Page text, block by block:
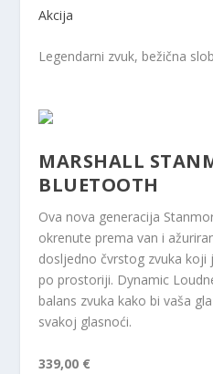
Akcija
Legendarni zvuk, bežična
MARSHALL
BLUETOOTH
Ova nova generacija
okrenute prema van i
dosljedno čvrstog zvuka koji
po prostoriji. Dynamic
balans zvuka kako bi vaša
svakoj glasnoći.
339,00 €